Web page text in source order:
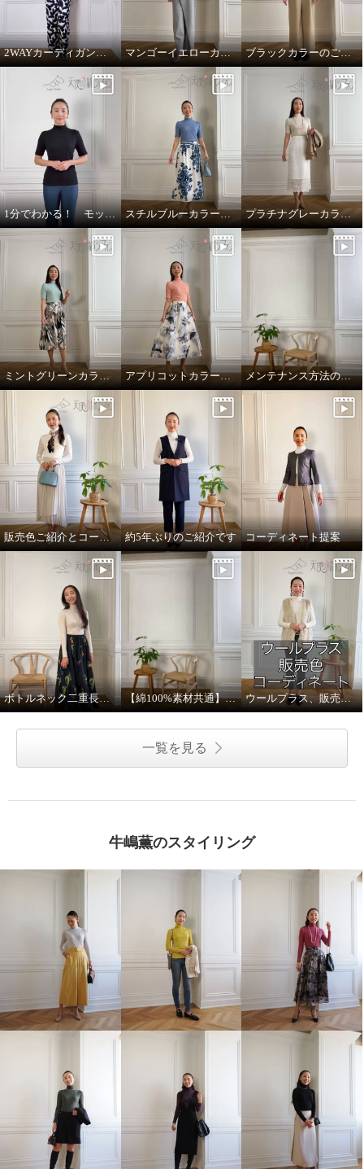
2WAYカーディガンの着用方法 マンゴーイエローカラーのご紹介 ブラックカラーのご紹介
1分でわかる！ モックネックリバーシブル五分袖プルオーバー！ スチルブルーカラーのご紹介 プラチナグレーカラーのご紹介とまとめ
ミントグリーンカラーのご紹介 アプリコットカラーのご紹介 メンテナンス方法のご紹介
販売色ご紹介とコーディネートご提案 約5年ぶりのご紹介です コーディネート提案
ボトルネック二重長袖プルオーバー、販売色とコーディネイト提案 【綿100%素材共通】天使の綿シフォンお手入れ方法 ウールプラス、販売色、コーディネート案のご紹介
一覧を見る
牛嶋薫のスタイリング